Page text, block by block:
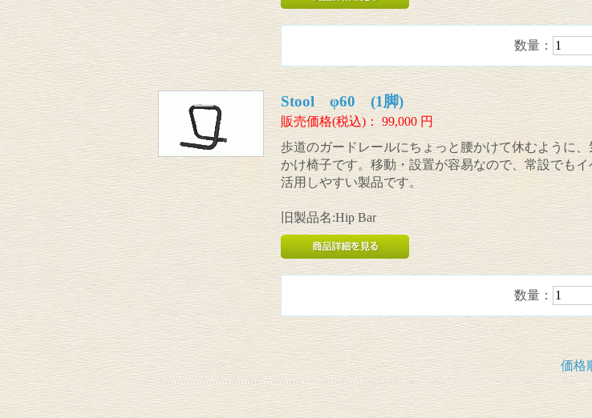
数量：
Stool φ60 (1脚)
販売価格(税込)： 99,000円
歩道のガードレールにちょっと腰かけて休むように
かけ椅子です。移動・設置が容易なので、常設でもイ
活用しやすい製品です。
旧製品名:Hip Bar
数量：
価格